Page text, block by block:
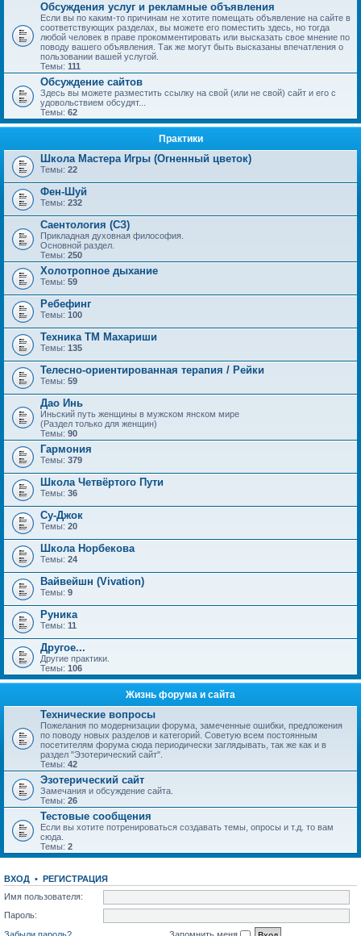
Обсуждения услуг и рекламные объявления
Если вы по каким-то причинам не хотите помещать объявление на сайте в
соответствующих разделах, вы можете его поместить здесь, но тогда
любой человек в праве прокомментировать или высказать свое мнение по
поводу вашего объявления. Так же могут быть высказаны впечатления о
пользовании вашей услугой.
Темы: 111
Обсуждение сайтов
Здесь вы можете разместить ссылку на свой (или не свой) сайт и его с
удовольствием обсудят...
Темы: 62
Практики
Школа Мастера Игры (Огненный цветок)
Темы: 22
Фен-Шуй
Темы: 232
Саентология (СЗ)
Прикладная духовная философия.
Основной раздел.
Темы: 250
Холотропное дыхание
Темы: 59
Ребефинг
Темы: 100
Техника ТМ Махариши
Темы: 135
Телесно-ориентированная терапия / Рейки
Темы: 59
Дао Инь
Иньский путь женщины в мужском янском мире
(Раздел только для женщин)
Темы: 90
Гармония
Темы: 379
Школа Четвёртого Пути
Темы: 36
Су-Джок
Темы: 20
Школа Норбекова
Темы: 24
Вайвейшн (Vivation)
Темы: 9
Руника
Темы: 11
Другое...
Другие практики.
Темы: 106
Жизнь форума и сайта
Технические вопросы
Пожелания по модернизации форума, замеченные ошибки, предложения
по поводу новых разделов и категорий. Советую всем постоянным
посетителям форума сюда периодически заглядывать, так же как и в
раздел "Эзотерический сайт".
Темы: 42
Эзотерический сайт
Замечания и обсуждение сайта.
Темы: 26
Тестовые сообщения
Если вы хотите потренироваться создавать темы, опросы и т.д. то вам
сюда.
Темы: 2
ВХОД • РЕГИСТРАЦИЯ
Имя пользователя:
Пароль: